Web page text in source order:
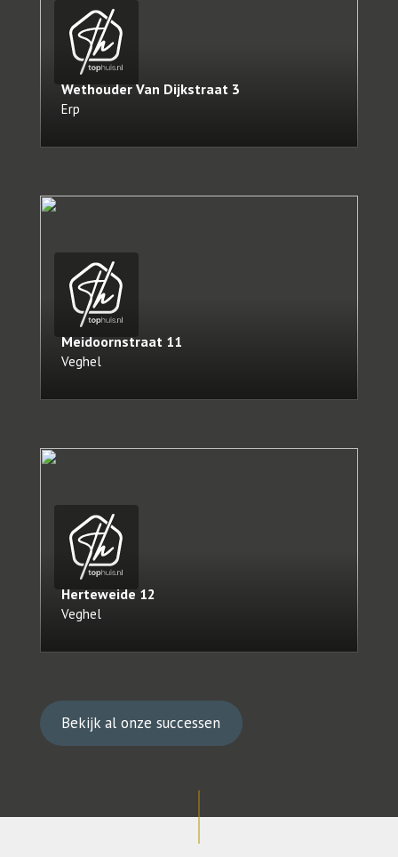
Wethouder Van Dijkstraat 3
Erp
Meidoornstraat 11
Veghel
Herteweide 12
Veghel
Bekijk al onze successen